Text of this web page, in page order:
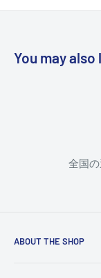
You may also
全国
ABOUT THE SHOP